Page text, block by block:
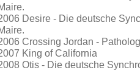
Desire - Die deutsche
Crossing Jordan -
King of California
Otis - Die deutsche